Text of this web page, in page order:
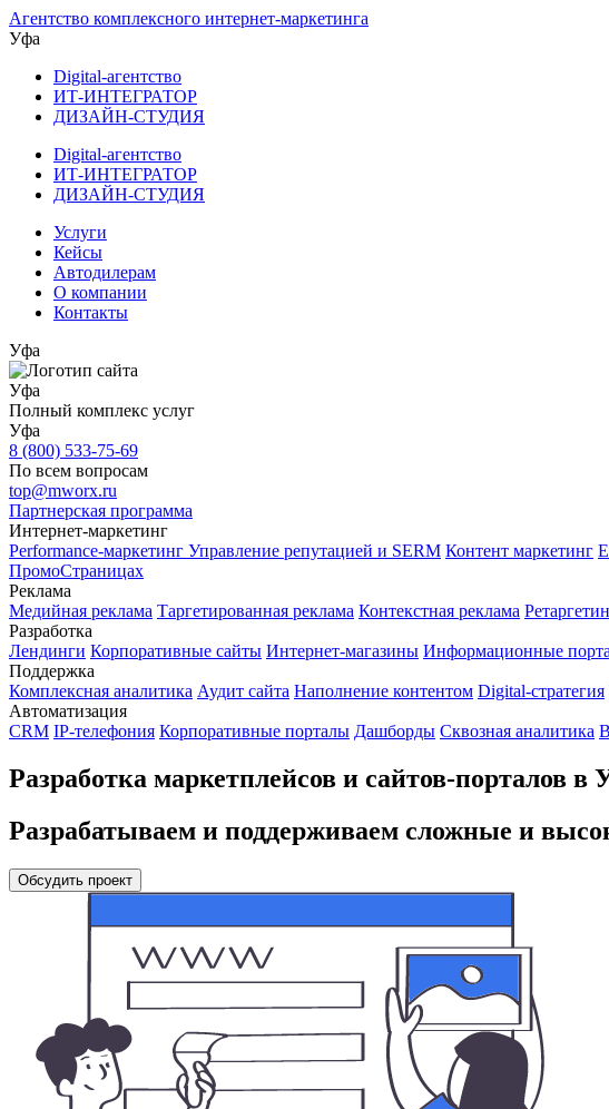
Агентство комплексного интернет-маркетинга
Уфа
Digital-агентство
ИТ-ИНТЕГРАТОР
ДИЗАЙН-СТУДИЯ
Digital-агентство
ИТ-ИНТЕГРАТОР
ДИЗАЙН-СТУДИЯ
Услуги
Кейсы
Автодилерам
О компании
Контакты
Уфа
Уфа
Полный комплекс услуг
Уфа
8 (800) 533-75-69
По всем вопросам
top@mworx.ru
Партнерская программа
Интернет-маркетинг
Performance-маркетинг Управление репутацией и SERM Контент маркетинг
ПромоСтраницах
Реклама
Медийная реклама Таргетированная реклама Контекстная реклама
Разработка
Лендинги Корпоративные сайты Интернет-магазины Информационные
Поддержка
Комплексная аналитика Аудит сайта Наполнение контентом Digital-стратегия
Автоматизация
CRM IP-телефония Корпоративные порталы Дашборды Сквозная аналитика
Разработка маркетплейсов и сайтов-порталов в
Разрабатываем и поддерживаем сложные и
Обсудить проект